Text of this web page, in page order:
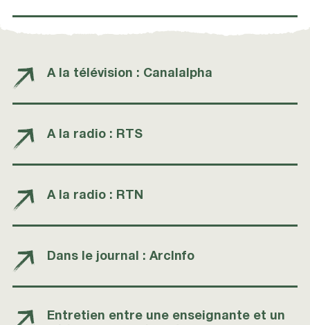
A la télévision : Canalalpha
A la radio : RTS
A la radio : RTN
Dans le journal : ArcInfo
Entretien entre une enseignante et un